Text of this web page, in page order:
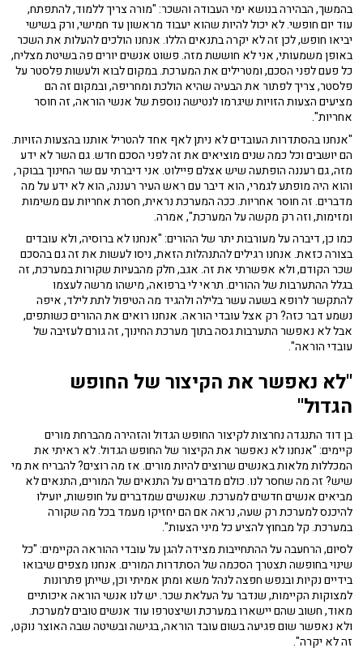
בהמשך, הבהירה בנושא ימי העבודה והשכר: "מורה צריך ללמוד, להתפתח,
עוד יום חופשי. לא יכול להיות שהוא יעבוד מראשון עד חמישי, ורק בשישי
יביאו חופש, לכן זה לא יקרה בתנאים הללו. אנחנו הולכים להעלות את השכר
באופן משמעותי, אני לא חוששת מזה. פשוט אנשים יורים פה בשיטת מצליח,
כל פעם לפני הסכם, ומטרילים את המערכת. במקום לבוא ולעשות פלסטר על
פלסטר, צריך לפתור את הבעיה שהיא הולכת ומחריפה, ובמקום זה הם
מציעים הצעות הזויות שיגרמו לנטישה נוספת של אנשי הוראה, זה חוסר
אחריות".
"אנחנו בהסתדרות העובדים לא ניתן לאף אחד להטריל אותנו בהצעות הזויות.
הם יושבים וכל כמה שנים מוציאים את זה לפני הסכם חדש. גם השר לא ידע
מזה, גם רעננה הופתעה שיש אצלם פיילוט. אני דיברתי עם שר החינוך בבוקר,
והוא היה מופתע לגמרי, הוא דיבר עם ראש העיר רעננה, הוא לא ידע על מה
מדברים. זה חוסר אחריות. ככה המערכת נראית, חסרת אחריות עם משימות
ומזימות, וזה רק מקשה על המערכת", אמרה.
כמו כן, דיברה על מעורבות יתר של ההורים: "אנחנו לא ברוסיה, ולא עובדים
בצורה כזאת. אנחנו רגילים להתנהלות הזאת, ניסו לעשות את זה גם בהסכם
שכר הקודם, ולא אפשרתי את זה. אגב, חלק מהבעיות שקורות במערכת, זה
בגלל ההתערבות של ההורים. תראי לי ברפואה, מישהו מרשה לעצמו
להתקשר לרופא בשעה עשר בלילה ולהגיד מה הטיפול לתת לילד, איפה
נשמע דבר כזה? רק אצל עובדי הוראה. אנחנו רואים את ההורים כשותפים,
אבל לא נאפשר התערבות גסה בתוך מערכת החינוך, זה גורם לעזיבה של
עובדי הוראה".
"לא נאפשר את הקיצור של החופש
הגדול"
בן דוד התנגדה נחרצות לקיצור החופש הגדול והזהירה מהברחת מורים
קיימים: "אנחנו לא נאפשר את הקיצור של החופש הגדול. לא ראיתי את
המכללות מלאות באנשים שרוצים להיות מורים. אז מה רוצים? להבריח את מי
שיש? זה מה שחסר לנו. כולם מדברים על התנאים של המורים, התנאים לא
מביאים אנשים חדשים למערכת. שאנשים שמדברים על חופשות, יועילו
להיכנס למערכת רק שעה, נראה אם הם יחזיקו מעמד בכל מה שקורה
במערכת. קל מבחוץ להציע כל מיני הצעות".
לסיום, הרחעבה על ההתחייבות מצידה להגן על עובדי ההוראה הקיימים: "כל
שינוי בחופשה תצטרך הסכמה של הסתדרות המורים. אנחנו מצפים שיבואו
בידיים נקיות ובנפש חפצה לנהל משא ומתן אמיתי וכן, שייתן פתרונות
למצוקות הקיימות, שנדבר על העלאת שכר. יש לנו אנשי הוראה איכותיים
מאוד, חשוב שהם יישארו במערכת ושיצטרפו עוד אנשים טובים למערכת.
ולא נאפשר שום פגיעה בשום עובד הוראה, בגישה ובשיטה שבה האוצר נוקט,
זה לא יקרה".